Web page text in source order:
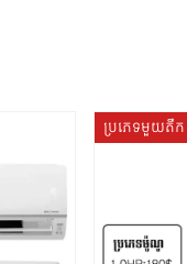
ប្រភេទមួយតឹក